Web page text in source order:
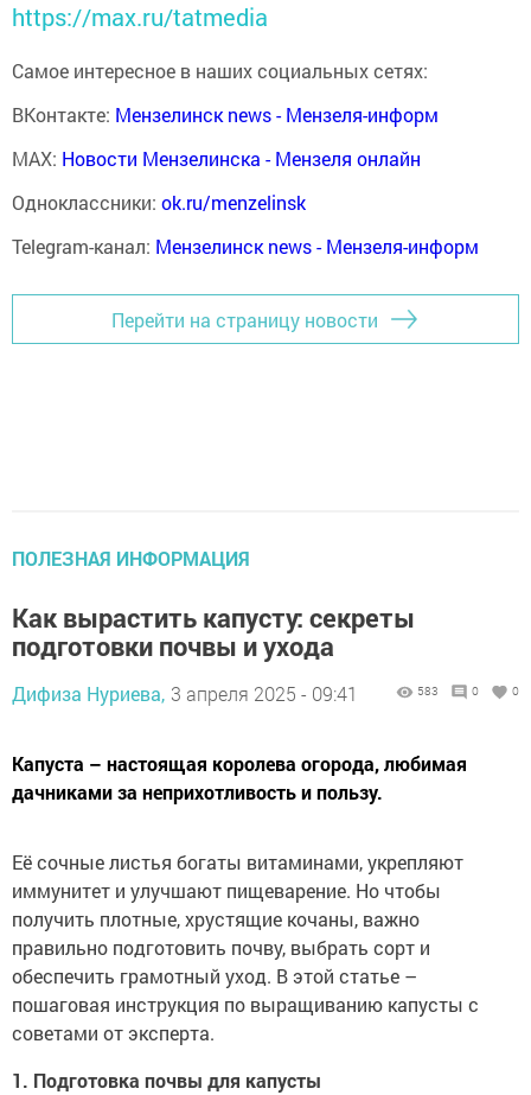
https://max.ru/tatmedia
Самое интересное в наших социальных сетях:
ВКонтакте: Мензелинск news - Мензеля-информ
MAX: Новости Мензелинска - Мензеля онлайн
Одноклассники: ok.ru/menzelinsk
Telegram-канал: Мензелинск news - Мензеля-информ
Перейти на страницу новости
ПОЛЕЗНАЯ ИНФОРМАЦИЯ
Как вырастить капусту: секреты
подготовки почвы и ухода
Дифиза Нуриева, 3 апреля 2025 - 09:41 583 0 0
Капуста – настоящая королева огорода, любимая
дачниками за неприхотливость и пользу.
Её сочные листья богаты витаминами, укрепляют
иммунитет и улучшают пищеварение. Но чтобы
получить плотные, хрустящие кочаны, важно
правильно подготовить почву, выбрать сорт и
обеспечить грамотный уход. В этой статье –
пошаговая инструкция по выращиванию капусты с
советами от эксперта.
1. Подготовка почвы для капусты